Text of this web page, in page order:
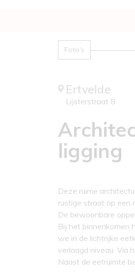
ligging
Ertvelde
Lijsterstraat 8
Foto's
Deze ruime
rustige straat op een
De bewoonbare
Bij het binnenkomen
we in de lichtrijke
verlaagd niveau. Via
Naast de eetruimte